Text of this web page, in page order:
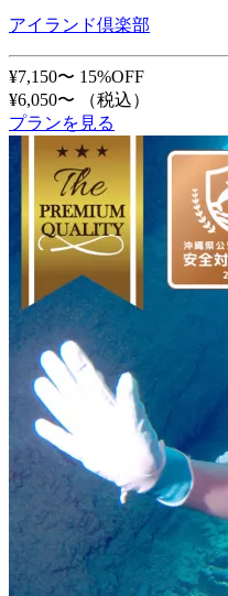
アイランド倶楽部
¥7,150〜 15%OFF
¥6,050〜
（税込）
プランを見る